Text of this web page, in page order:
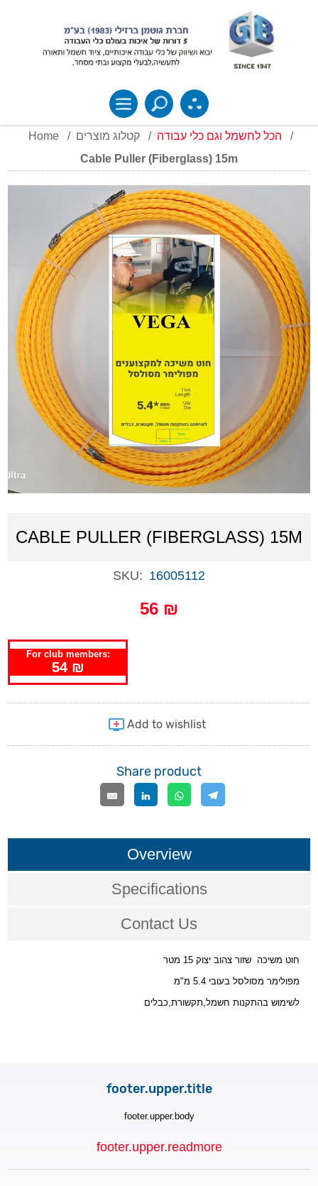
Home / קטלוג מוצרים / הכל לחשמל וגם כלי עבודה
/
Cable Puller (Fiberglass) 15m
CABLE PULLER (FIBERGLASS) 15M
SKU: 16005112
56 ₪
For club members:
54 ₪
Share product
Overview
Specifications
Contact Us
חוט משיכה שזור צהוב יצוק 15 מטר
מפולימר מסולסל בעובי 5.4 מ"מ
לשימוש בהתקנות חשמל,תקשורת,כבלים
footer.upper.title
footer.upper.body
footer.upper.readmore